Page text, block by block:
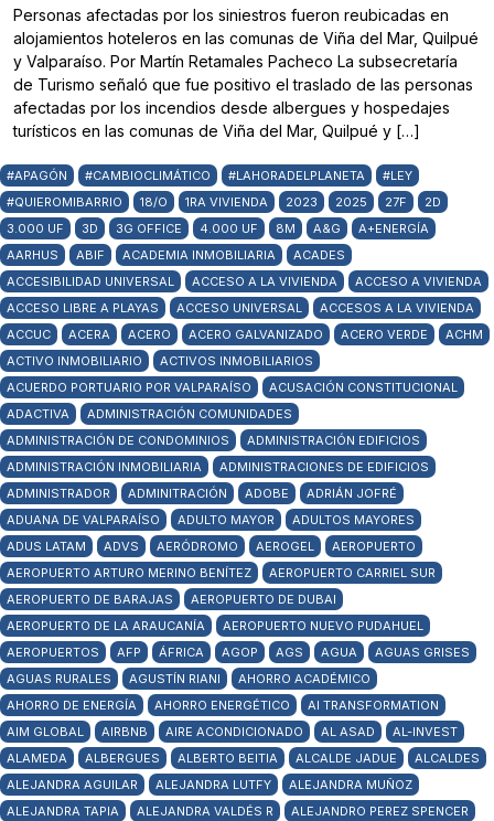
Personas afectadas por los siniestros fueron reubicadas en
alojamientos hoteleros en las comunas de Viña del Mar, Quilpué
y Valparaíso. Por Martín Retamales Pacheco La subsecretaría
de Turismo señaló que fue positivo el traslado de las personas
afectadas por los incendios desde albergues y hospedajes
turísticos en las comunas de Viña del Mar, Quilpué y […]
#APAGÓN #CAMBIOCLIMÁTICO #LAHORADELPLANETA
#LEY
#QUIEROMIBARRIO
18/O 1RA VIVIENDA 2023 2025 27F
2D
3.000 UF
3D 3G OFFICE 4.000 UF 8M A&G
A+ENERGÍA
AARHUS
ABIF ACADEMIA INMOBILIARIA
ACADES
ACCESIBILIDAD UNIVERSAL
ACCESO A LA VIVIENDA
ACCESO A VIVIENDA
ACCESO LIBRE A PLAYAS
ACCESO UNIVERSAL
ACCESOS A LA VIVIENDA
ACCUC
ACERA ACERO ACERO GALVANIZADO ACERO VERDE
ACHM
ACTIVO INMOBILIARIO
ACTIVOS INMOBILIARIOS
ACUERDO PORTUARIO POR VALPARAÍSO
ACUSACIÓN CONSTITUCIONAL
ADACTIVA
ADMINISTRACIÓN COMUNIDADES
ADMINISTRACIÓN DE CONDOMINIOS
ADMINISTRACIÓN EDIFICIOS
ADMINISTRACIÓN INMOBILIARIA
ADMINISTRACIONES DE EDIFICIOS
ADMINISTRADOR
ADMINITRACIÓN ADOBE
ADRIÁN JOFRÉ
ADUANA DE VALPARAÍSO
ADULTO MAYOR
ADULTOS MAYORES
ADUS LATAM
ADVS AERÓDROMO AEROGEL
AEROPUERTO
AEROPUERTO ARTURO MERINO BENÍTEZ
AEROPUERTO CARRIEL SUR
AEROPUERTO DE BARAJAS
AEROPUERTO DE DUBAI
AEROPUERTO DE LA ARAUCANÍA
AEROPUERTO NUEVO PUDAHUEL
AEROPUERTOS
AFP ÁFRICA AGOP AGS AGUA
AGUAS GRISES
AGUAS RURALES
AGUSTÍN RIANI
AHORRO ACADÉMICO
AHORRO DE ENERGÍA
AHORRO ENERGÉTICO
AI TRANSFORMATION
AIM GLOBAL
AIRBNB AIRE ACONDICIONADO AL ASAD
AL-INVEST
ALAMEDA
ALBERGUES ALBERTO BEITIA ALCALDE JADUE
ALCALDES
ALEJANDRA AGUILAR
ALEJANDRA LUTFY
ALEJANDRA MUÑOZ
ALEJANDRA TAPIA
ALEJANDRA VALDÉS R
ALEJANDRO PEREZ SPENCER